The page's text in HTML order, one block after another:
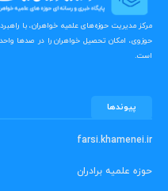
مرکز مدیریت حوزه‌های علمیه خواهران، با
حوزوی، امکان تحصیل خواهران را در صدها
است.
پیوندها
farsi.khamenei.ir
حوزه علمیه برادران